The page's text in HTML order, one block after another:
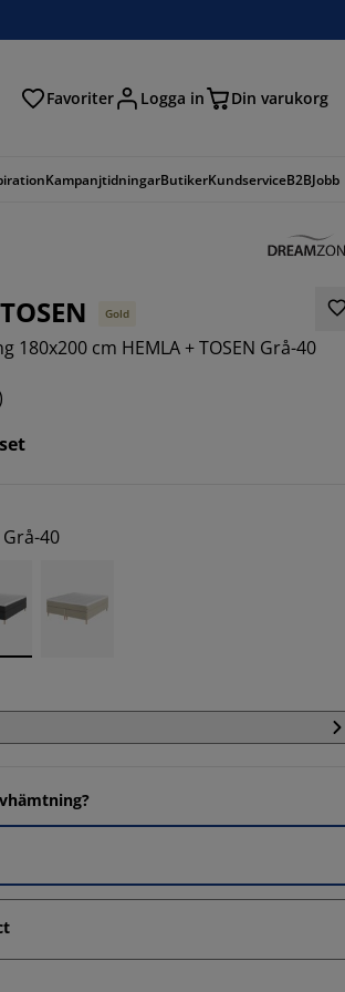
Favoriter Logga in Din varukorg
KampanjtidningarButikerKundserviceB2BJobb
Gold
180x200 cm HEMLA + TOSEN Grå-40
Grå-40